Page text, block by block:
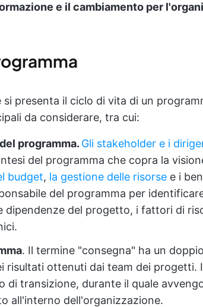
e il cambiamento per
presenta il ciclo di vita di un
da considerare, tra cui:
programma. Gli stakeholder e i
del programma che copra la
budget, la gestione delle risorse e i
del programma per
dipendenze del progetto, i fattori di
. Il termine "consegna" ha un
risultati ottenuti dai team dei progetti.
di transizione, durante il quale
all'interno dell'organizzazione.